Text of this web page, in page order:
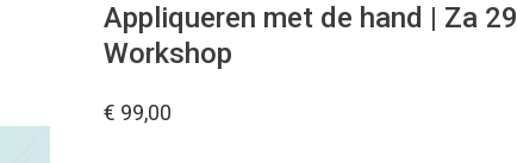
Appliqueren met de hand | Za
Workshop
€ 99,00